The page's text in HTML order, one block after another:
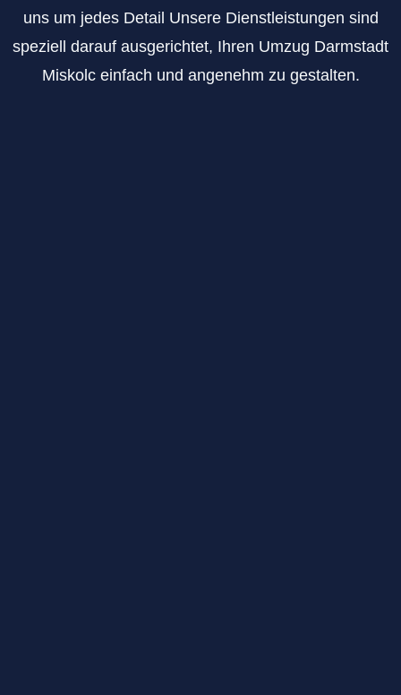
uns um jedes Detail Unsere Dienstleistungen sind
speziell darauf ausgerichtet, Ihren Umzug Darmstadt
Miskolc einfach und angenehm zu gestalten.